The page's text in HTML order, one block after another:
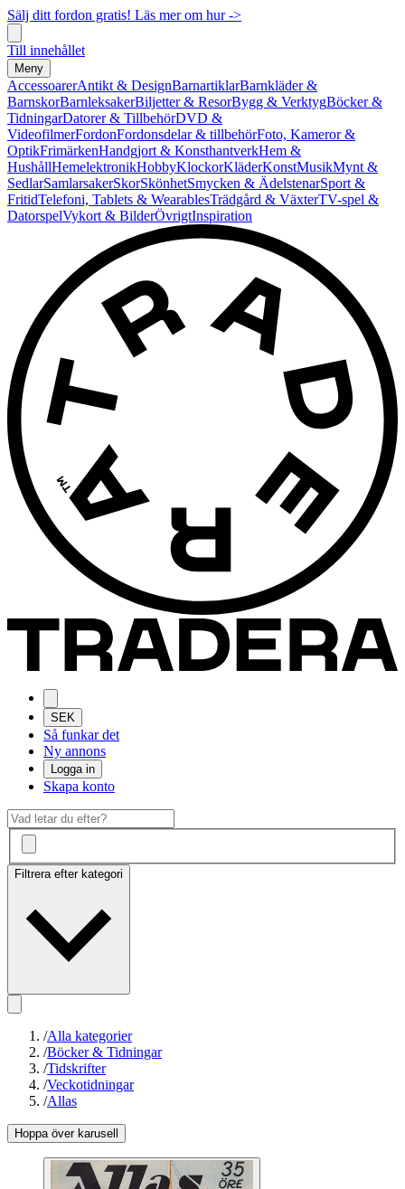
Sälj ditt fordon gratis! Läs mer om hur ->
Till innehållet
Meny
AccessoarerAntikt & DesignBarnartiklarBarnkläder &
BarnskorBarnleksakerBiljetter & ResorBygg & VerktygBöcker &
TidningarDatorer & TillbehörDVD &
VideofilmerFordonFordonsdelar & tillbehörFoto, Kameror &
OptikFrimärkenHandgjort & KonsthantverkHem &
HushållHemelektronikHobbyKlockorKläderKonstMusikMynt &
SedlarSamlarsakerSkorSkönhetSmycken & ÄdelstenarSport &
FritidTelefoni, Tablets & WearablesTrädgård & VäxterTV-spel &
DatorspelVykort & BilderÖvrigtInspiration
SEK
Så funkar det
Ny annons
Logga in
Skapa konto
Filtrera efter kategori
/Alla kategorier
/Böcker & Tidningar
/Tidskrifter
/Veckotidningar
/Allas
Hoppa över karusell